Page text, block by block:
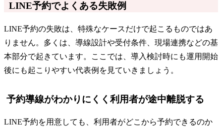
LINE予約でよくある失敗例
LINE予約の失敗は、特殊なケースだけで起こるものではあ
りません。多くは、導線設計や受付条件、現場連携などの基
本部分で起きています。ここでは、導入検討時にも運用開始
後にも起こりやすい代表例を見ていきましょう。
予約導線がわかりにくく利用者が途中離脱する
LINE予約を用意しても、利用者がどこから予約できるのか